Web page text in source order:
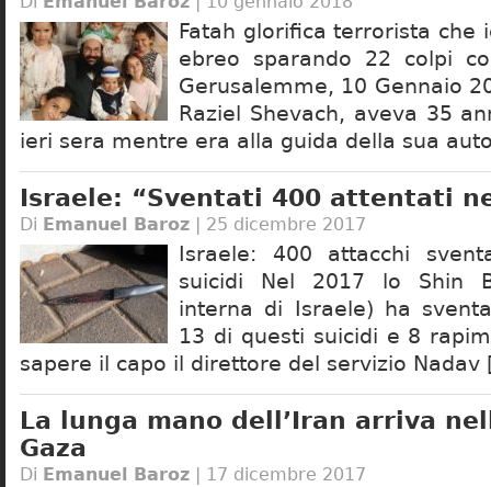
Fatah glorifica terrorista che
ebreo sparando 22 colpi
Gerusalemme, 10 Gennaio
Raziel Shevach, aveva 35
ieri sera mentre era alla guida della sua
Israele: “Sventati 400 attentati
Di Emanuel Baroz | 25 dicembre 2017
Israele: 400 attacchi
suicidi Nel 2017 lo Shin
interna di Israele) ha
13 di questi suicidi e 8
sapere il capo il direttore del servizio
La lunga mano dell’Iran arriva
Gaza
Di Emanuel Baroz | 17 dicembre 2017